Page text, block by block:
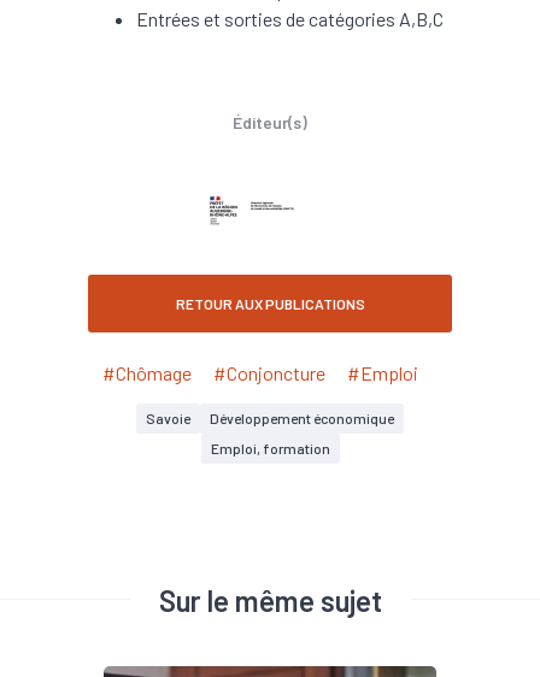
Entrées et sorties de catégories A,B,C
Éditeur(s)
RETOUR AUX PUBLICATIONS
#Chômage #Conjoncture #Emploi
Savoie
Développement économique
Emploi, formation
Sur le même sujet